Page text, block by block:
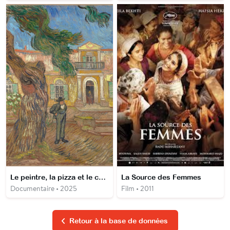
Le peintre, la pizza et le corbeau - Scandale dans le monde de l'art
Documentaire • 2025
La Source des Femmes
Film • 2011
Retour à la base de données